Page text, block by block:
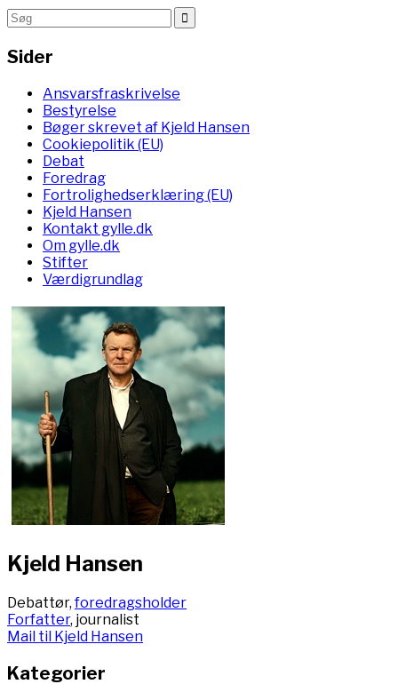
Sider
Ansvarsfraskrivelse
Bestyrelse
Bøger skrevet af Kjeld Hansen
Cookiepolitik (EU)
Debat
Foredrag
Fortrolighedserklæring (EU)
Kjeld Hansen
Kontakt gylle.dk
Om gylle.dk
Stifter
Værdigrundlag
Kjeld Hansen
Debattør,foredragsholder
Forfatter, journalist
Mail til Kjeld Hansen
Kategorier